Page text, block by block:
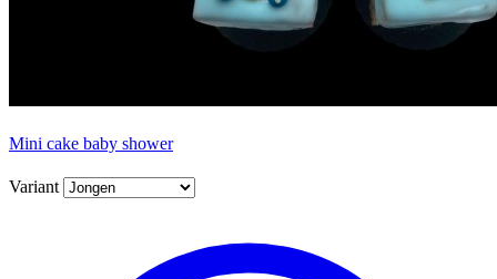
Mini cake baby shower
Variant